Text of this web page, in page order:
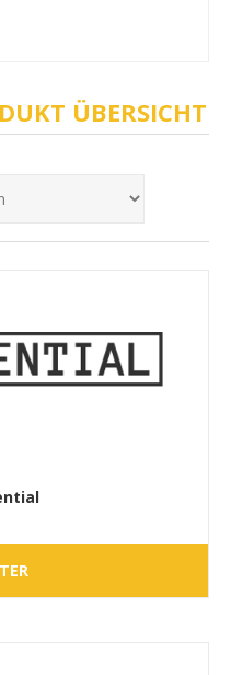
ÜBERSICHT